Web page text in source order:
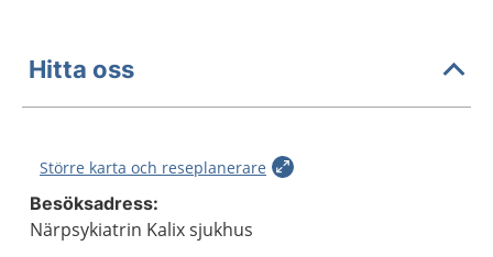
Hitta oss
Större karta och reseplanerare
Besöksadress:
Närpsykiatrin Kalix sjukhus